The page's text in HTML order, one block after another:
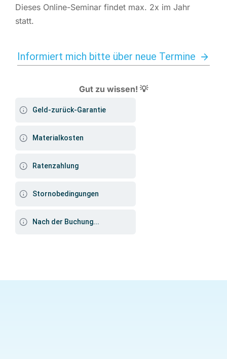
Dieses Online-Seminar findet max. 2x im Jahr
statt.
Informiert mich bitte über neue Termine
Gut zu wissen! 💡
Geld-zurück-Garantie
Materialkosten
Ratenzahlung
Stornobedingungen
Nach der Buchung...